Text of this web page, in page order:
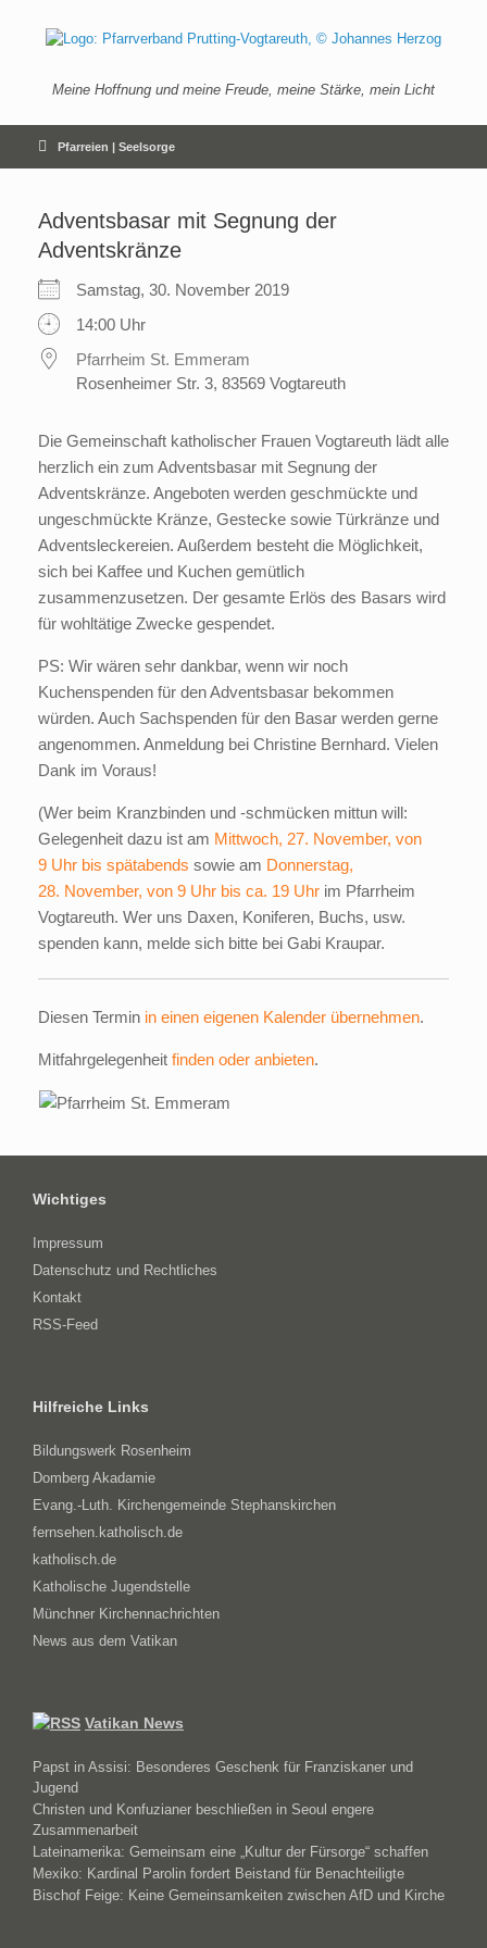
springen
Meine Hoffnung und meine Freude, meine Stärke, mein Licht
Pfarreien | Seelsorge
Adventsbasar mit Segnung der
Adventskränze
Samstag, 30. November 2019
14:00 Uhr
Pfarrheim St. Emmeram
Rosenheimer Str. 3, 83569 Vogtareuth
Die Gemeinschaft katholischer Frauen Vogtareuth lädt alle
herzlich ein zum Adventsbasar mit Segnung der
Adventskränze. Angeboten werden geschmückte und
ungeschmückte Kränze, Gestecke sowie Türkränze und
Adventsleckereien. Außerdem besteht die Möglichkeit,
sich bei Kaffee und Kuchen gemütlich
zusammenzusetzen. Der gesamte Erlös des Basars wird
für wohltätige Zwecke gespendet.
PS: Wir wären sehr dankbar, wenn wir noch
Kuchenspenden für den Adventsbasar bekommen
würden. Auch Sachspenden für den Basar werden gerne
angenommen. Anmeldung bei Christine Bernhard. Vielen
Dank im Voraus!
(Wer beim Kranzbinden und -schmücken mittun will:
Gelegenheit dazu ist am Mittwoch, 27. November, von
9 Uhr bis spätabends sowie am Donnerstag,
28. November, von 9 Uhr bis ca. 19 Uhr im Pfarrheim
Vogtareuth. Wer uns Daxen, Koniferen, Buchs, usw.
spenden kann, melde sich bitte bei Gabi Kraupar.
Diesen Termin in einen eigenen Kalender übernehmen.
Mitfahrgelegenheit finden oder anbieten.
Wichtiges
Impressum
Datenschutz und Rechtliches
Kontakt
RSS-Feed
Hilfreiche Links
Bildungswerk Rosenheim
Domberg Akadamie
Evang.-Luth. Kirchengemeinde Stephanskirchen
fernsehen.katholisch.de
katholisch.de
Katholische Jugendstelle
Münchner Kirchennachrichten
News aus dem Vatikan
Vatikan News
Papst in Assisi: Besonderes Geschenk für Franziskaner und
Jugend
Christen und Konfuzianer beschließen in Seoul engere
Zusammenarbeit
Lateinamerika: Gemeinsam eine „Kultur der Fürsorge“ schaffen
Mexiko: Kardinal Parolin fordert Beistand für Benachteiligte
Bischof Feige: Keine Gemeinsamkeiten zwischen AfD und Kirche